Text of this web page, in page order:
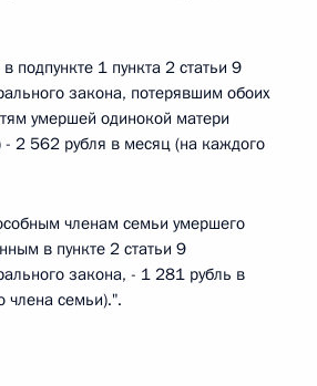
подпункте 1 пункта 2 статьи 9
закона, потерявшим обоих
умершей одинокой матери
- 2 562 рубля в месяц (на каждого
членам семьи умершего
в пункте 2 статьи 9
закона, - 1 281 рубль в
члена семьи).".